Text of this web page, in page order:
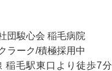
団駿心会 稲毛病院
ラーク/積極採用中
稲毛駅東口より徒歩7分